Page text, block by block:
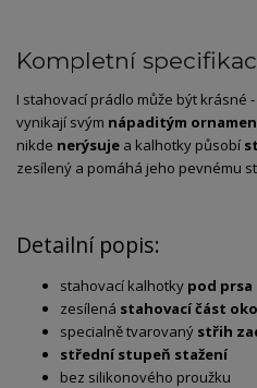
Kompletní
I stahovací prádlo může být krásné
vynikají svým nápaditým
nikde nerýsuje a kalhotky působí
zesílený a pomáhá jeho pevnému
Detailní popis:
stahovací kalhotky pod prsa
zesílená stahovací část
specialně tvarovaný střih
střední stupeň stažení
bez silikonového proužku